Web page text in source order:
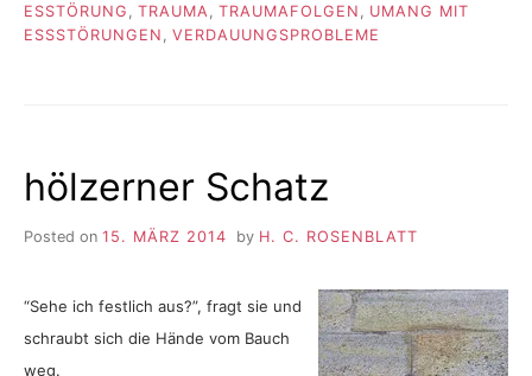
ESSTÖRUNG
TRAUMA TRAUMAFOLGEN
UMANG MIT
ESSSTÖRUNGEN
VERDAUUNGSPROBLEME
hölzerner Schatz
Posted on 15. MÄRZ 2014 by H. C. ROSENBLATT
“Sehe ich festlich aus?”, fragt sie und
schraubt sich die Hände vom Bauch
weg.